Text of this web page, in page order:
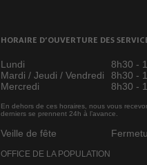
HORAIRE D’OUVERTURE DES
Lundi
8h30 -
Mardi / Jeudi / Vendredi
8h30 -
Mercredi
8h30 -
En dehors de ces horaires, nous vous
derniers se prennent 24h à l’avance.
Veille de fête
OFFICE DE LA POPULATION